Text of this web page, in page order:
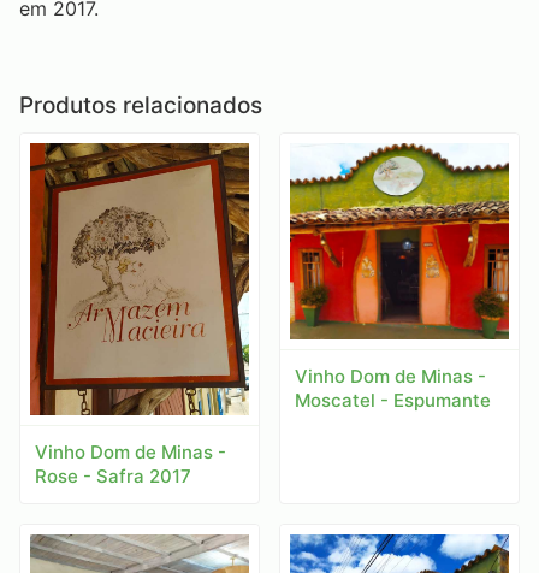
em 2017.
Produtos relacionados
Vinho Dom de Minas -
Rose - Safra 2017
Vinho Dom de Minas -
Moscatel - Espumante